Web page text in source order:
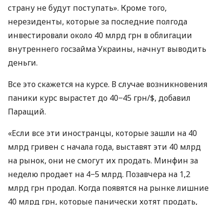
страну не будут поступать». Кроме того,
нерезиденты, которые за последние полгода
инвестировали около 40 млрд грн в облигации
внутреннего госзайма Украины, начнут выводить
деньги.
Все это скажется на курсе. В случае возникновения
паники курс вырастет до 40−45 грн/$, добавил
Паращий.
«Если все эти иностранцы, которые зашли на 40
млрд гривен с начала года, выставят эти 40 млрд
на рынок, они не смогут их продать. Минфин за
неделю продает на 4−5 млрд. Позавчера на 1,2
млрд грн продал. Когда появятся на рынке лишние
40 млрд грн, которые панически хотят продать,